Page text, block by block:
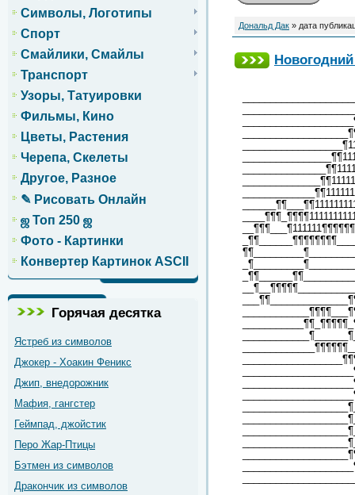
Символы, Логотипы
Спорт
Смайлики, Смайлы
Транспорт
Узоры, Татуировки
Фильмы, Кино
Цветы, Растения
Черепа, Скелеты
Другое, Разное
✎ Рисовать Онлайн
ஜ Топ 250 ஜ
Фото - Картинки
Конвертер Картинок ASCII
Горячая десятка
Ястреб из символов
Джокер - Хоакин Феникс
Джип, внедорожник
Мафия, гангстер
Геймпад, джойстик
Перо Жар-Птицы
Бэтмен из символов
Дракончик из символов
Дональд Дак » дата